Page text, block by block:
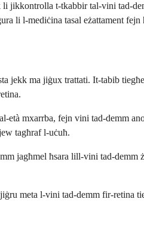
t-tkabbir tal-vini tad-
li l-mediċina tasal eżattament fejn
ma jiġux trattati. It-tabib
età mxarrba, fejn vini tad-demm
tagħraf l-uċuħ.
jagħmel ħsara lill-vini tad-
meta l-vini tad-demm fir-